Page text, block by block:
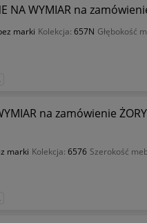
NA WYMIAR na
marki Kolekcja: 657N Głębokość
na zamówienie
marki Kolekcja: 6576 Szerokość